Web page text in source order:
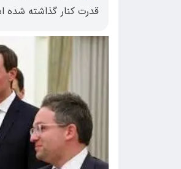
قدرت کنار گذاشته شده